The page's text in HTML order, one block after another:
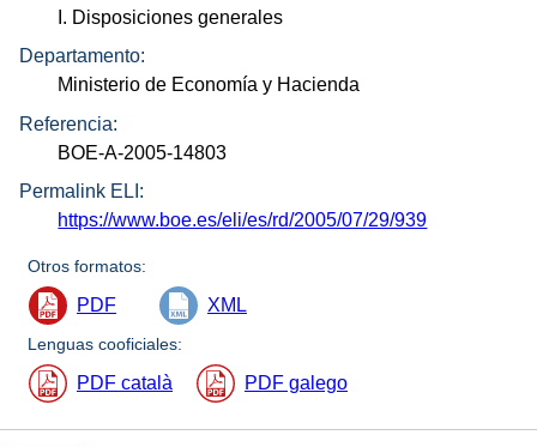
I. Disposiciones generales
Departamento:
Ministerio de Economía y Hacienda
Referencia:
BOE-A-2005-14803
Permalink ELI:
https://www.boe.es/eli/es/rd/2005/07/29/939
Otros formatos:
PDF XML
Lenguas cooficiales:
PDF català PDF galego